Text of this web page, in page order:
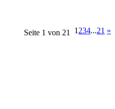
Seite 1 von 21 1 234...21 »